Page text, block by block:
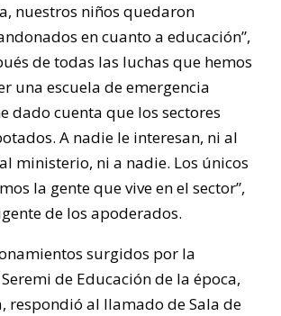
nuestros niños quedaron
en cuanto a educación”,
de todas las luchas que hemos
una escuela de emergencia
dado cuenta que los sectores
A nadie le interesan, ni al
ministerio, ni a nadie. Los únicos
la gente que vive en el sector”,
de los apoderados.
surgidos por la
de Educación de la época,
respondió al llamado de Sala de